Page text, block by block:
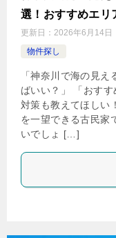
選！おすすめエリ
更新日： 2026年6月14日
物件探し
「神奈川で海の見
ばいい？」 「おす
対策も教えてほしい
を一望できる古民家
いでしょ […]